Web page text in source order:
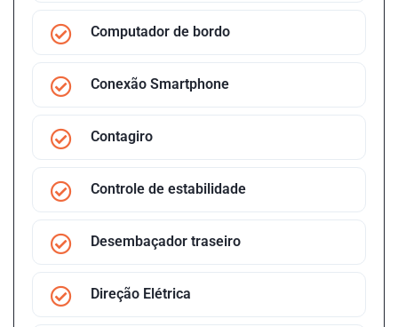
Computador de bordo
Conexão Smartphone
Contagiro
Controle de estabilidade
Desembaçador traseiro
Direção Elétrica